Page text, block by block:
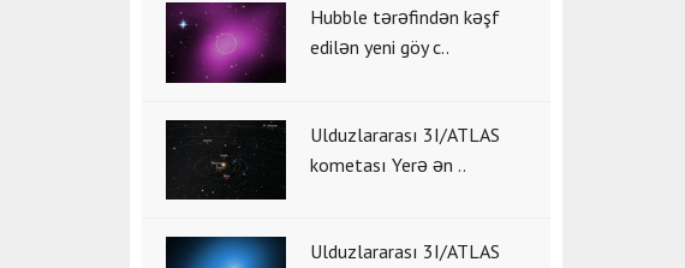
Hubble tərəfindən kəşf
edilən yeni göy c..
Ulduzlararası 3I/ATLAS
kometası Yerə ən ..
Ulduzlararası 3I/ATLAS